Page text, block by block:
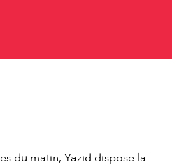
du matin, Yazid dispose la